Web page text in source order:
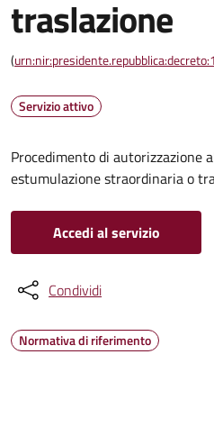
traslazione
(
Servizio attivo
Procedimento di autorizzazione
estumulazione straordinaria o
Accedi al servizio
Condividi
Normativa di riferimento